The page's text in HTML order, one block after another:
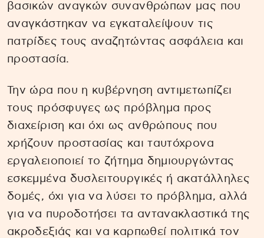
βασικών αναγκών συνανθρώπων μας που
αναγκάστηκαν να εγκαταλείψουν τις
πατρίδες τους αναζητώντας ασφάλεια και
προστασία.
Την ώρα που η κυβέρνηση αντιμετωπίζει
τους πρόσφυγες ως πρόβλημα προς
διαχείριση και όχι ως ανθρώπους που
χρήζουν προστασίας και ταυτόχρονα
εργαλειοποιεί το ζήτημα δημιουργώντας
εσκεμμένα δυσλειτουργικές ή ακατάλληλες
δομές, όχι για να λύσει το πρόβλημα, αλλά
για να πυροδοτήσει τα αντανακλαστικά της
ακροδεξιάς και να καρπωθεί πολιτικά τον